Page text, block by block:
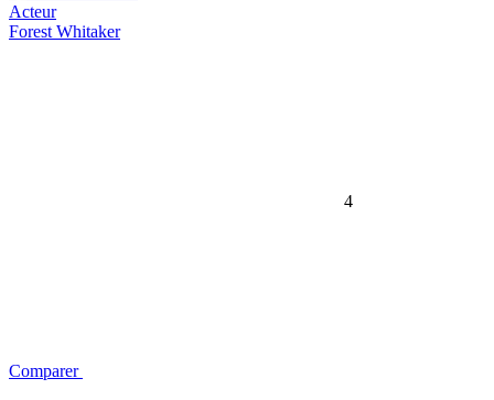
Acteur
Forest Whitaker
4
Comparer